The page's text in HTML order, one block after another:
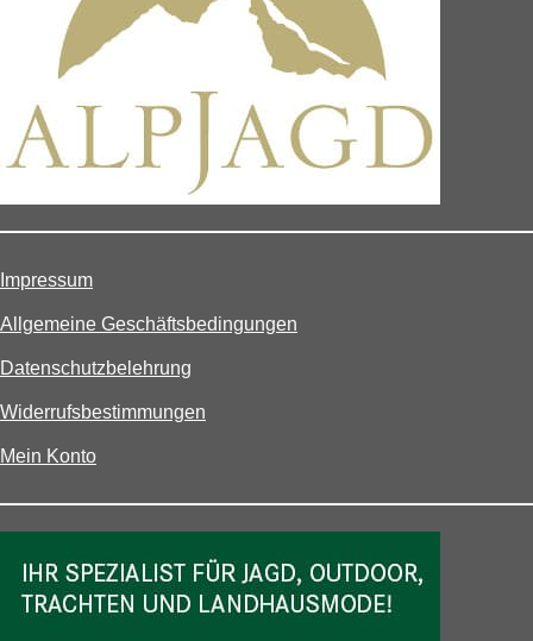
Impressum
Allgemeine Geschäftsbedingungen
Datenschutzbelehrung
Widerrufsbestimmungen
Mein Konto